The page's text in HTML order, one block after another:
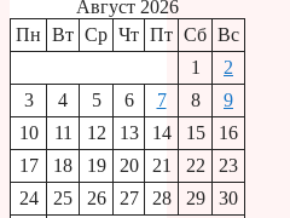
Август 2026
Пн Вт Ср Чт Пт Сб Вс
1
2
3
4 5 6 7 8
9
10
11 12 13 14 15
16
17
18 19 20 21 22
23
24
25 26 27 28 29
30